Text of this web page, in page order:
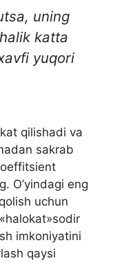
uning
katta
yuqori
qilishadi va
sakrab
O’yindagi eng
uchun
imkoniyatini
qaysi